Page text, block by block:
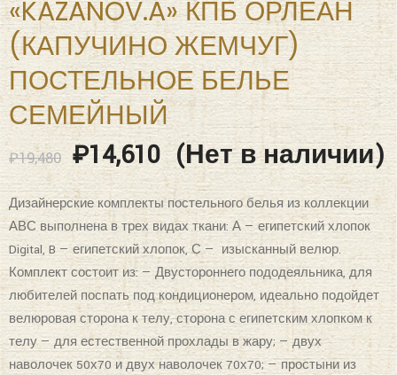
«KAZANOV.A» КПБ ОРЛЕАН
(КАПУЧИНО ЖЕМЧУГ)
ПОСТЕЛЬНОЕ БЕЛЬЕ
СЕМЕЙНЫЙ
₽19,480 ₽14,610(Нет в наличии)
Дизайнерские комплекты постельного белья из коллекции
АВС выполнена в трех видах ткани: А — египетский хлопок
Digital, B — египетский хлопок, С — изысканный велюр.
Комплект состоит из: — Двустороннего пододеяльника, для
любителей поспать под кондиционером, идеально подойдет
велюровая сторона к телу, сторона с египетским хлопком к
телу — для естественной прохлады в жару; — двух
наволочек 50х70 и двух наволочек 70х70; — простыни из